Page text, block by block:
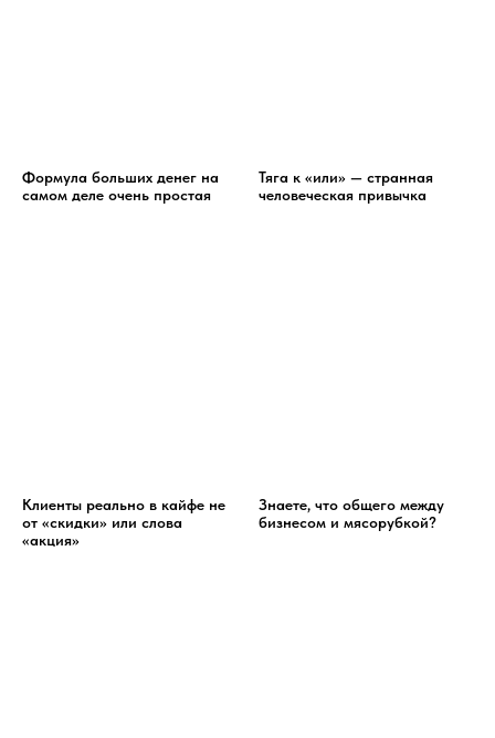
Формула больших денег на
самом деле очень простая
Тяга к «или» — странная
человеческая привычка
Клиенты реально в кайфе не
от «скидки» или слова
«акция»
Знаете, что общего между
бизнесом и мясорубкой?